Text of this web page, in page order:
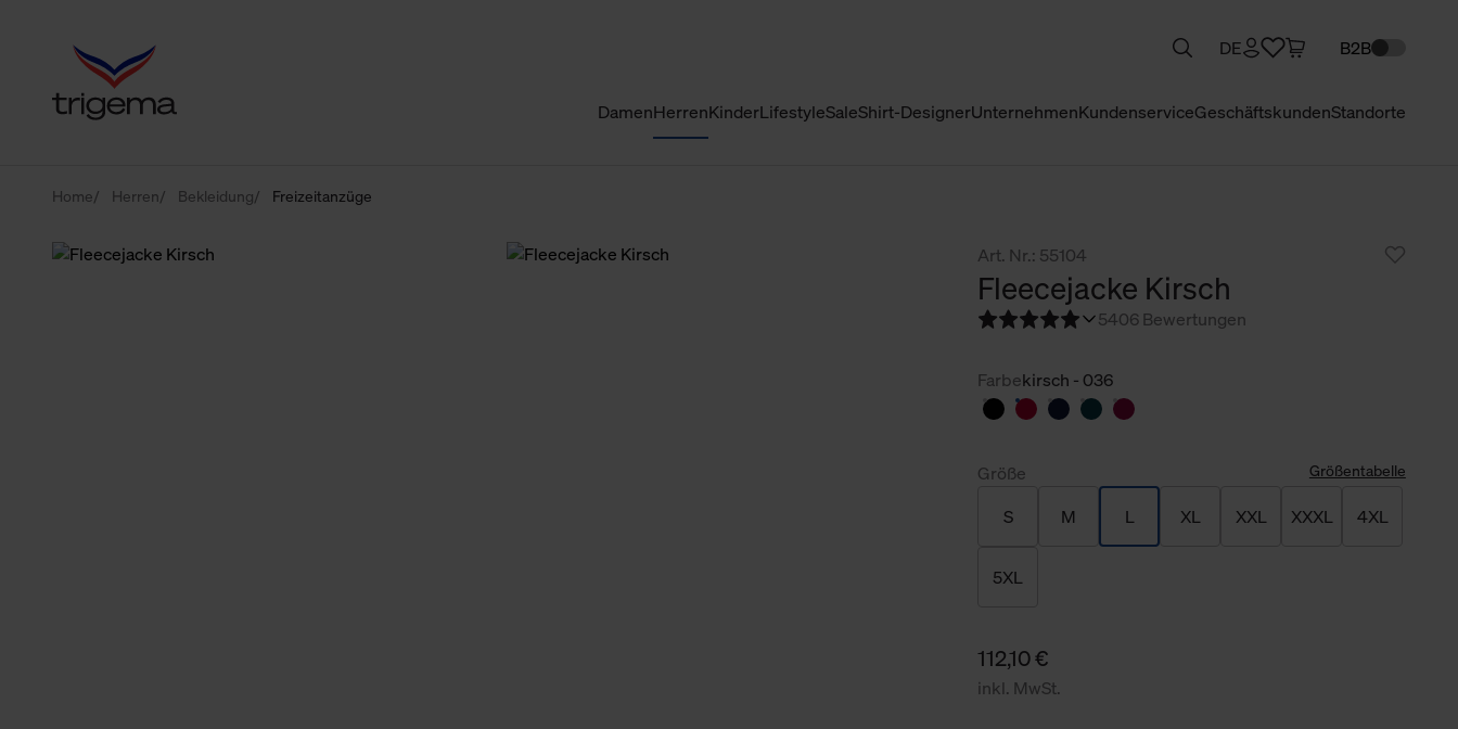
DamenHerrenKinderLifestyleSaleShirt-DesignerUnternehmenKundenserviceGeschäftskundenStandorte
DE B2B
Home Herren Bekleidung Freizeitanzüge
Art. Nr.: 55104
Fleecejacke Kirsch
5406 Bewertungen
Farbekirsch - 036
Größe Größentabelle
S M L XL XXL XXXL 4XL
5XL
112,10 €
inkl. MwSt.